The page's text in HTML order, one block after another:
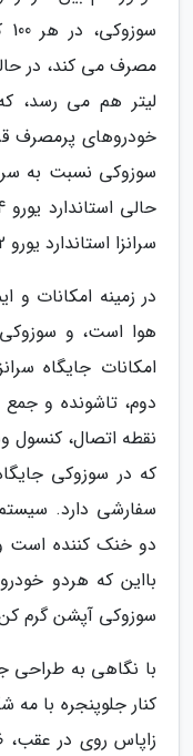
لیتر هم می رسد،
خودروهای پرمصرف
سرانزا استاندارد یورو 2 را در این زمینه دارد.
در زمینه امکانات و
هوا است، و
امکانات جایگاه
نقطه اتصال،
که در سوزوکی
سفارشی دارد.
دو خنک کننده است
بااین که هردو
سوزوکی آپشن گرم
با نگاهی به طراحی
کنار جلوپنجره با
زاپاس روی در عقب،